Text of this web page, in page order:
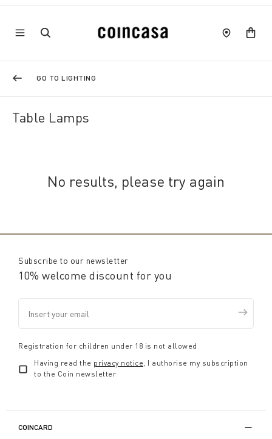
GO TO LIGHTING
Table Lamps
No results, please try again
Subscribe to our newsletter
10% welcome discount for you
Registration for children under 18 is not allowed
Having read the privacy notice, I authorise my subscription
to the Coin newsletter
COINCARD